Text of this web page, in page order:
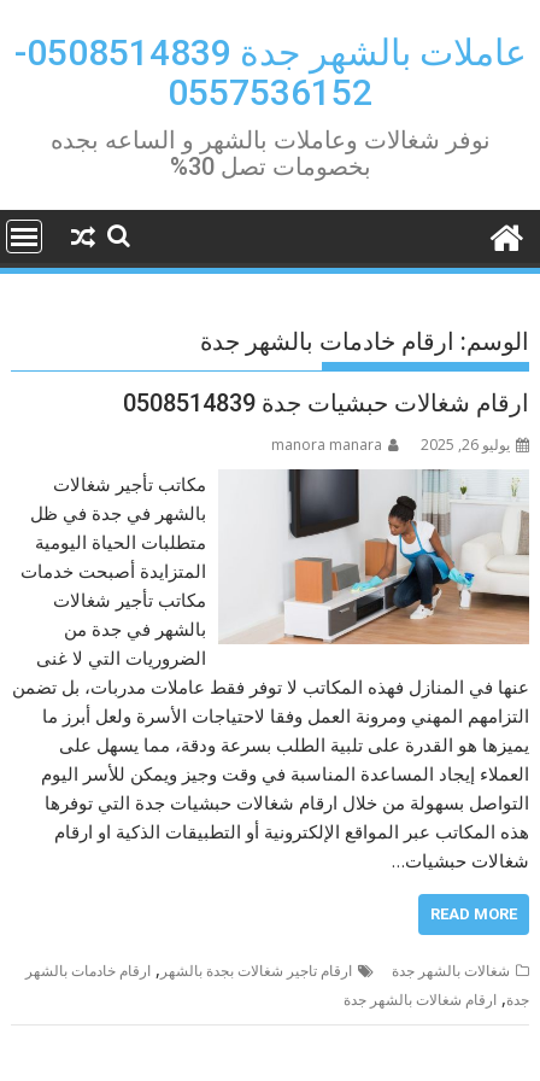
content
عاملات بالشهر جدة 0508514839-
0557536152
نوفر شغالات وعاملات بالشهر و الساعه بجده
بخصومات تصل 30%
الوسم: ارقام خادمات بالشهر جدة
ارقام شغالات حبشيات جدة 0508514839
يوليو 26, 2025 manora manara
مكاتب تأجير شغالات
بالشهر في جدة في ظل
متطلبات الحياة اليومية
المتزايدة أصبحت خدمات
مكاتب تأجير شغالات
بالشهر في جدة من
الضروريات التي لا غنى
عنها في المنازل فهذه المكاتب لا توفر فقط عاملات مدربات، بل تضمن
التزامهم المهني ومرونة العمل وفقا لاحتياجات الأسرة ولعل أبرز ما
يميزها هو القدرة على تلبية الطلب بسرعة ودقة، مما يسهل على
العملاء إيجاد المساعدة المناسبة في وقت وجيز ويمكن للأسر اليوم
التواصل بسهولة من خلال ارقام شغالات حبشيات جدة التي توفرها
هذه المكاتب عبر المواقع الإلكترونية أو التطبيقات الذكية او ارقام
شغالات حبشيات…
READ MORE
شغالات بالشهر جدة ارقام تاجير شغالات بجدة بالشهر ,ارقام خادمات بالشهر
جدة,ارقام شغالات بالشهر جدة